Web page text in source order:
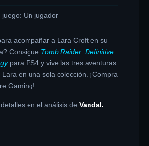
juego: Un jugador
acompañar a Lara Croft en su
Consigue Tomb Raider: Definitive
para PS4 y vive las tres aventuras
en una sola colección. ¡Compra
Gaming!
en el análisis de Vandal.